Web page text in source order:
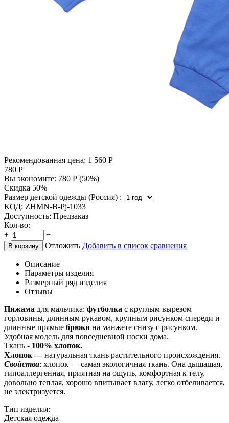
Рекомендованная цена: 1 560 Р
780 Р
Вы экономите: 780 Р (50%)
Скидка 50%
Размер детской одежды (Россия) :
КОД: ZHMN-B-Pj-1033
Доступность: Предзаказ
Кол-во:
+
−
В корзину Отложить Добавить в список сравнения
Описание
Параметры изделия
Размерный ряд изделия
Отзывы
Пижама для мальчика: футболка с круглым вырезом
горловины, длинным рукавом, крупным рисунком спереди и
длинные прямые брюки на манжете снизу с рисунком.
Удобная модель для повседневной носки дома.
Ткань - 100% хлопок.
Хлопок —натуральная ткань растительного происхождения.
Свойства: хлопок — самая экологичная ткань. Она дышащая,
гипоаллергенная, приятная на ощупь, комфортная к телу,
довольно теплая, хорошо впитывает влагу, легко отбеливается,
не электризуется.
Тип изделия:
Детская одежда